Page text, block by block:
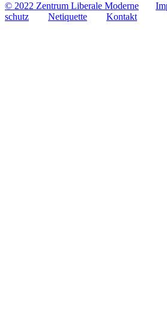
© 2022 Zentrum Libe­rale Moderne
schutz
Neti­quette Kontakt